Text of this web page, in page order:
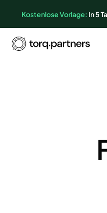
Kostenlose Vorlage: In 5